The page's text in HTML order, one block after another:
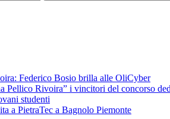
Federico Bosio brilla alle OliCyber
Pellico Rivoira” i vincitori del concorso
studenti
a PietraTec a Bagnolo Piemonte